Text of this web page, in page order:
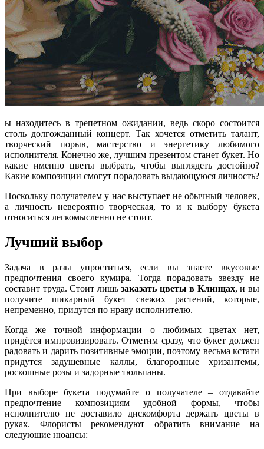
ы находитесь в трепетном ожидании, ведь скоро состоится
столь долгожданный концерт. Так хочется отметить талант,
творческий порыв, мастерство и энергетику любимого
исполнителя. Конечно же, лучшим презентом станет букет. Но
какие именно цветы выбрать, чтобы выглядеть достойно?
Какие композиции смогут порадовать выдающуюся личность?
Поскольку получателем у нас выступает не обычный человек,
а личность невероятно творческая, то и к выбору букета
относиться легкомысленно не стоит.
Лучший выбор
Задача в разы упроститься, если вы знаете вкусовые
предпочтения своего кумира. Тогда порадовать звезду не
составит труда. Стоит лишьзаказать цветы в Клинцах, и вы
получите шикарный букет свежих растений, которые,
непременно, придутся по нраву исполнителю.
Когда же точной информации о любимых цветах нет,
придётся импровизировать. Отметим сразу, что букет должен
радовать и дарить позитивные эмоции, поэтому весьма кстати
придутся задушевные каллы, благородные хризантемы,
роскошные розы и задорные тюльпаны.
При выборе букета подумайте о получателе – отдавайте
предпочтение композициям удобной формы, чтобы
исполнителю не доставило дискомфорта держать цветы в
руках. Флористы рекомендуют обратить внимание на
следующие нюансы: